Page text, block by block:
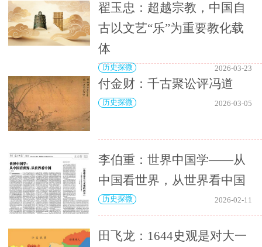
翟玉忠：超越宗教，中国自
古以文艺“乐”为重要教化载
体
历史探微 2026-03-23
付金财：千古聚讼评冯道
历史探微 2026-03-05
李伯重：世界中国学——从
中国看世界，从世界看中国
历史探微 2026-02-11
田飞龙：1644史观是对大一